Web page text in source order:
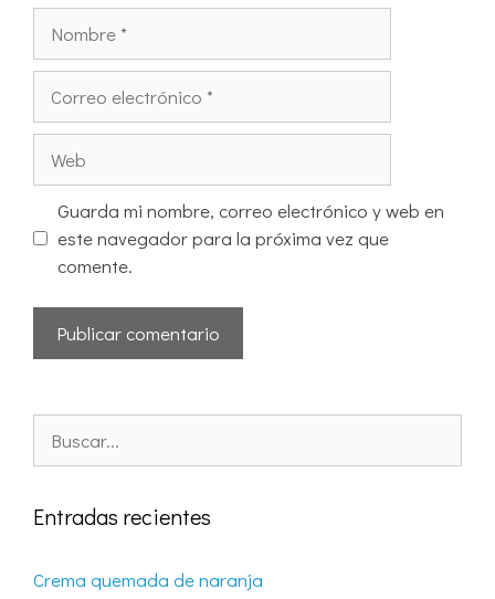
Guarda mi nombre, correo electrónico y web en
este navegador para la próxima vez que
comente.
Entradas recientes
Crema quemada de naranja